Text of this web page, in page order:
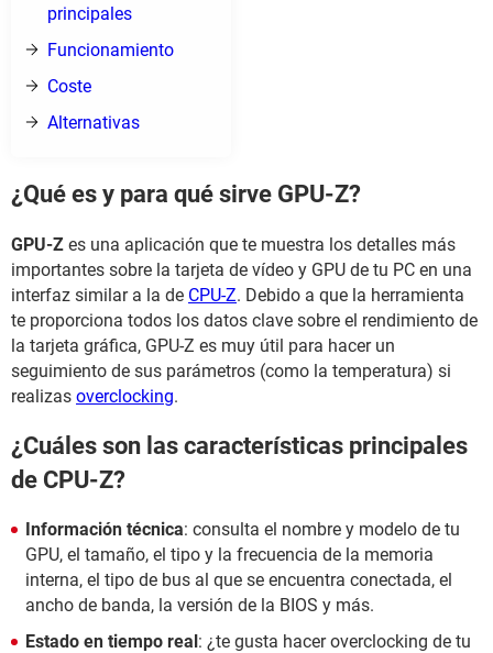
principales
Funcionamiento
Coste
Alternativas
¿Qué es y para qué sirve GPU-Z?
GPU-Z es una aplicación que te muestra los detalles más
importantes sobre la tarjeta de vídeo y GPU de tu PC en una
interfaz similar a la de CPU-Z. Debido a que la herramienta
te proporciona todos los datos clave sobre el rendimiento de
la tarjeta gráfica, GPU-Z es muy útil para hacer un
seguimiento de sus parámetros (como la temperatura) si
realizas overclocking.
¿Cuáles son las características principales
de CPU-Z?
Información técnica: consulta el nombre y modelo de tu
GPU, el tamaño, el tipo y la frecuencia de la memoria
interna, el tipo de bus al que se encuentra conectada, el
ancho de banda, la versión de la BIOS y más.
Estado en tiempo real: ¿te gusta hacer overclocking de tu